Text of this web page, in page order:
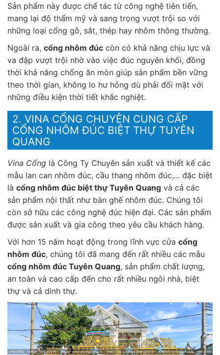
Sản phẩm này được chế tác từ công nghệ tiên tiến,
mang lại độ thẩm mỹ và sang trọng vượt trội so với
những loại cổng gỗ, sắt, thép hay nhôm thông thường.
Ngoài ra, cổng nhôm đúc còn có khả năng chịu lực và
va đập vượt trội nhờ vào việc đúc nguyên khối, đồng
thời khả năng chống ăn mòn giúp sản phẩm bền vững
theo thời gian, không lo hư hỏng dù phải đối mặt với
những điều kiện thời tiết khắc nghiệt.
2. VINA CỔNG CHUYÊN CUNG CẤP
CỔNG NHÔM ĐÚC BIỆT THỰ TUYÊN
QUANG
Vina Cổng là Công Ty Chuyên sản xuất và thiết kế các
mẫu lan can nhôm đúc, cầu thang nhôm đúc,... đặc biệt
là cổng nhôm đúc biệt thự Tuyên Quang và cả các
sản phẩm nội thất như bàn ghế nhôm đúc. Chúng tôi
còn sở hữu các công nghệ đúc hiện đại. Các sản phẩm
được sản xuất và gia công theo yêu cầu khách hàng.
Với hơn 15 năm hoạt động trong lĩnh vực cửa cổng
nhôm đúc, chúng tôi đã mang đến rất nhiều các mẫu
cổng nhôm đúc Tuyên Quang, sản phẩm chất lượng,
an toàn và cao cấp đến cho rất nhiều ngôi nhà, biệt
thự và cả dinh thự.